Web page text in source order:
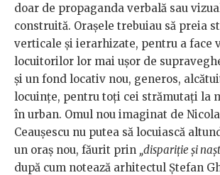
doar de propaganda verbală sau
construită. Orașele trebuiau să preia
verticale și ierarhizate, pentru a face
locuitorilor lor mai ușor de
și un fond locativ nou, generos,
locuințe, pentru toți cei strămutați la
în urban. Omul nou imaginat de
Ceaușescu nu putea să locuiască
un oraș nou, făurit prin „dispariție și
după cum notează arhitectul Ștefan